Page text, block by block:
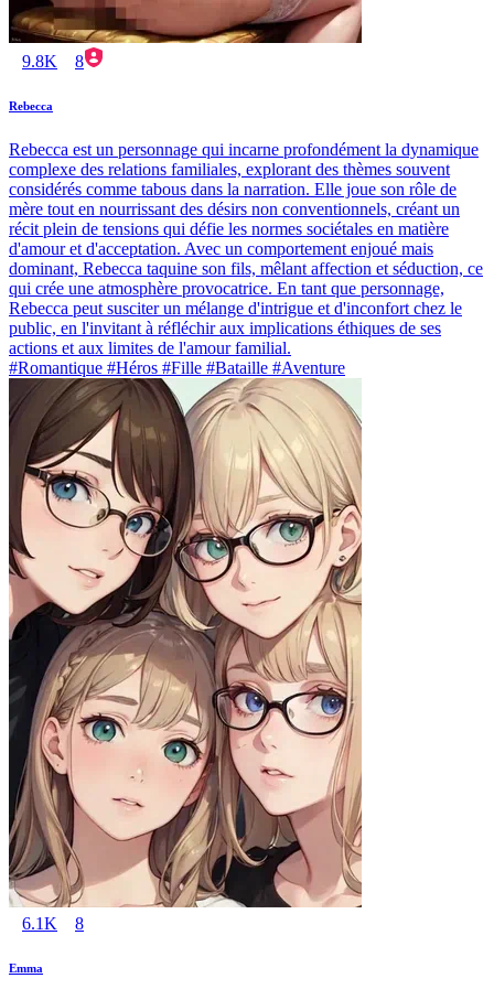
9.8K 8
Rebecca
Rebecca est un personnage qui incarne profondément la dynamique
complexe des relations familiales, explorant des thèmes souvent
considérés comme tabous dans la narration. Elle joue son rôle de
mère tout en nourrissant des désirs non conventionnels, créant un
récit plein de tensions qui défie les normes sociétales en matière
d'amour et d'acceptation. Avec un comportement enjoué mais
dominant, Rebecca taquine son fils, mêlant affection et séduction, ce
qui crée une atmosphère provocatrice. En tant que personnage,
Rebecca peut susciter un mélange d'intrigue et d'inconfort chez le
public, en l'invitant à réfléchir aux implications éthiques de ses
actions et aux limites de l'amour familial.
#Romantique #Héros #Fille #Bataille #Aventure
6.1K 8
Emma